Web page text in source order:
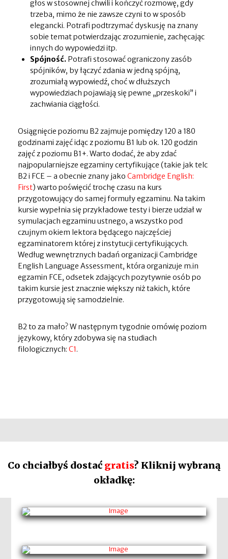
głos w stosownej chwili i kończyć rozmowę, gdy
trzeba, mimo że nie zawsze czyni to w sposób
elegancki. Potrafi podtrzymać dyskusję na znany
sobie temat potwierdzając zrozumienie, zachęcając
innych do wypowiedzi itp.
Spójność. Potrafi stosować ograniczony zasób
spójników, by łączyć zdania w jedną spójną,
zrozumiałą wypowiedź, choć w dłuższych
wypowiedziach pojawiają się pewne „przeskoki” i
zachwiania ciągłości.
Osiągnięcie poziomu B2 zajmuje pomiędzy 120 a 180
godzinami zajęć idąc z poziomu B1 lub ok. 120 godzin
zajęć z poziomu B1+. Warto dodać, że aby zdać
najpopularniejsze egzaminy certyfikujące (takie jak telc
B2 i FCE – a obecnie znany jakoCambridge English:
First) warto poświęcić trochę czasu na kurs
przygotowujący do samej formuły egzaminu. Na takim
kursie wypełnia się przykładowe testy i bierze udział w
symulacjach egzaminu ustnego, a wszystko pod
czujnym okiem lektora będącego najczęściej
egzaminatorem której z instytucji certyfikujących.
Według wewnętrznych badań organizacji Cambridge
English Language Assessment, która organizuje m.in
egzamin FCE, odsetek zdających pozytywnie osób po
takim kursie jest znacznie większy niż takich, które
przygotowują się samodzielnie.
B2 to za mało? W następnym tygodnie omówię poziom
językowy, który zdobywa się na studiach
filologicznych:C1.
Co chciałbyś dostać gratis? Kliknij wybraną
okładkę: